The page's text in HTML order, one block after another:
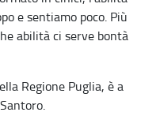
e sentiamo poco. Più
abilità ci serve bontà
Regione Puglia, è a